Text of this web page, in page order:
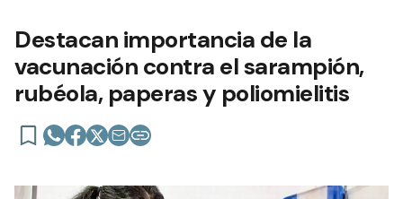
Destacan importancia de la
vacunación contra el sarampión,
rubéola, paperas y poliomielitis